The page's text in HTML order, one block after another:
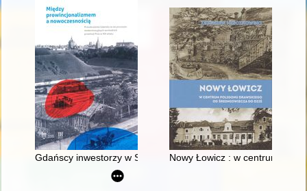
Gdańscy inwestorzy w Sopocie : prestiż finansowy i
Nowy Łowicz : w centrum